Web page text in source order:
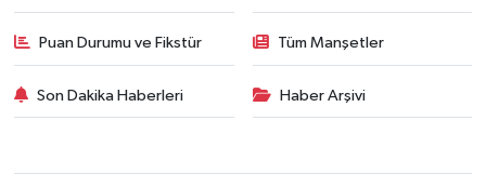
Puan Durumu ve Fikstür Tüm Manşetler
Son Dakika Haberleri Haber Arşivi